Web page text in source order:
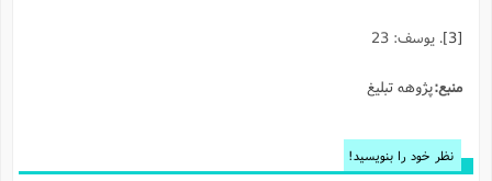
. یوسف: 23
منبع:پژوهه تبلیغ
نظر خود را بنویسید!